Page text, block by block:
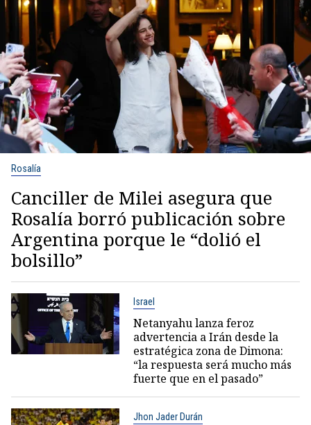
Rosalía
Canciller de Milei asegura que
Rosalía borró publicación sobre
Argentina porque le “dolió el
bolsillo”
Israel
Netanyahu lanza feroz
advertencia a Irán desde la
estratégica zona de Dimona:
“la respuesta será mucho más
fuerte que en el pasado”
Jhon Jader Durán